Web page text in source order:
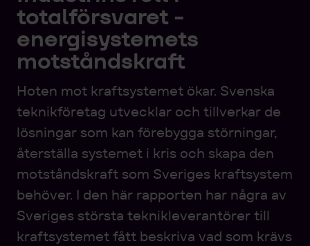
totalförsvaret -
energisystemets
motståndskraft
Hoten mot kraftsystemet ökar. Svenska
teknikföretag utvecklar och tillverkar de
lösningar som kan förebygga störningar,
återställa systemet i kris och skapa den
motståndskraft som Sveriges kraftsystem
behöver. I den här rapporten har några av
Sveriges största teknikleverantörer till
kraftsystemet fått beskriva vad som krävs